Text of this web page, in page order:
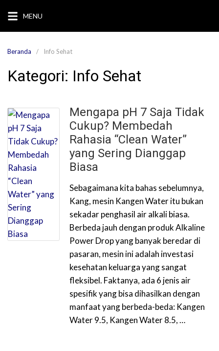
konten
MENU
Beranda Info Sehat
Kategori: Info Sehat
Mengapa pH 7 Saja Tidak
Cukup? Membedah
Rahasia “Clean Water”
yang Sering Dianggap
Biasa
Sebagaimana kita bahas sebelumnya,
Kang, mesin Kangen Water itu bukan
sekadar penghasil air alkali biasa.
Berbeda jauh dengan produk Alkaline
Power Drop yang banyak beredar di
pasaran, mesin ini adalah investasi
kesehatan keluarga yang sangat
fleksibel. Faktanya, ada 6 jenis air
spesifik yang bisa dihasilkan dengan
manfaat yang berbeda-beda: Kangen
Water 9.5, Kangen Water 8.5, …